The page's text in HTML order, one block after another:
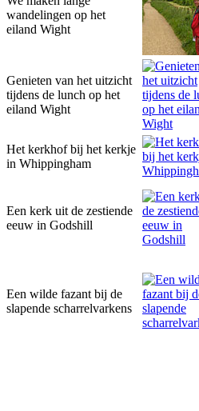
wandelingen op het
eiland Wight
Genieten van het uitzicht
tijdens de lunch op het
eiland Wight
Het kerkhof bij het kerkje
in Whippingham
Een kerk uit de zestiende
eeuw in Godshill
Een wilde fazant bij de
slapende scharrelvarkens